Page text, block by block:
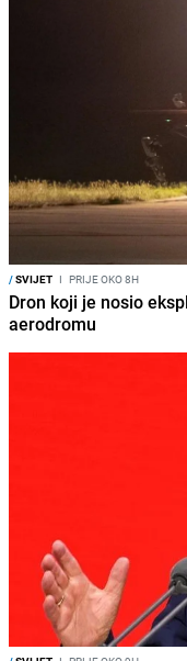
/SVIJET I PRIJE OKO 8H
Dron koji je nosio
aerodromu